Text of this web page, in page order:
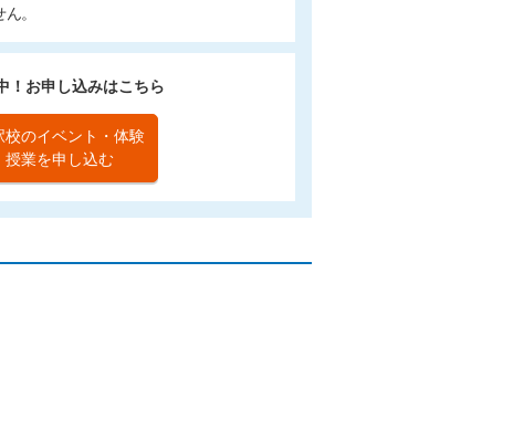
。
！お申し込みはこちら
校のイベント・体験
授業を申し込む